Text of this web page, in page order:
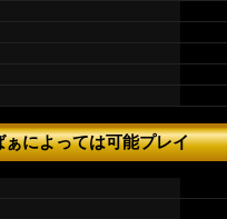
ぁによっては可能プレイ